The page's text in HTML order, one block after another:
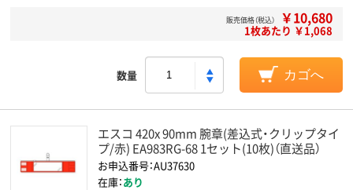
販売価格（税込） ￥10,680
1枚あたり ￥1,068
数量 カゴへ
エスコ 420x 90mm 腕章(差込式・クリップタイ
プ/赤) EA983RG-68 1セット(10枚)（直送品）
お申込番号：AU37630
在庫：あり